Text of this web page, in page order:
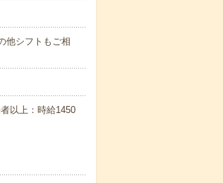
他シフトもご相
以上：時給1450